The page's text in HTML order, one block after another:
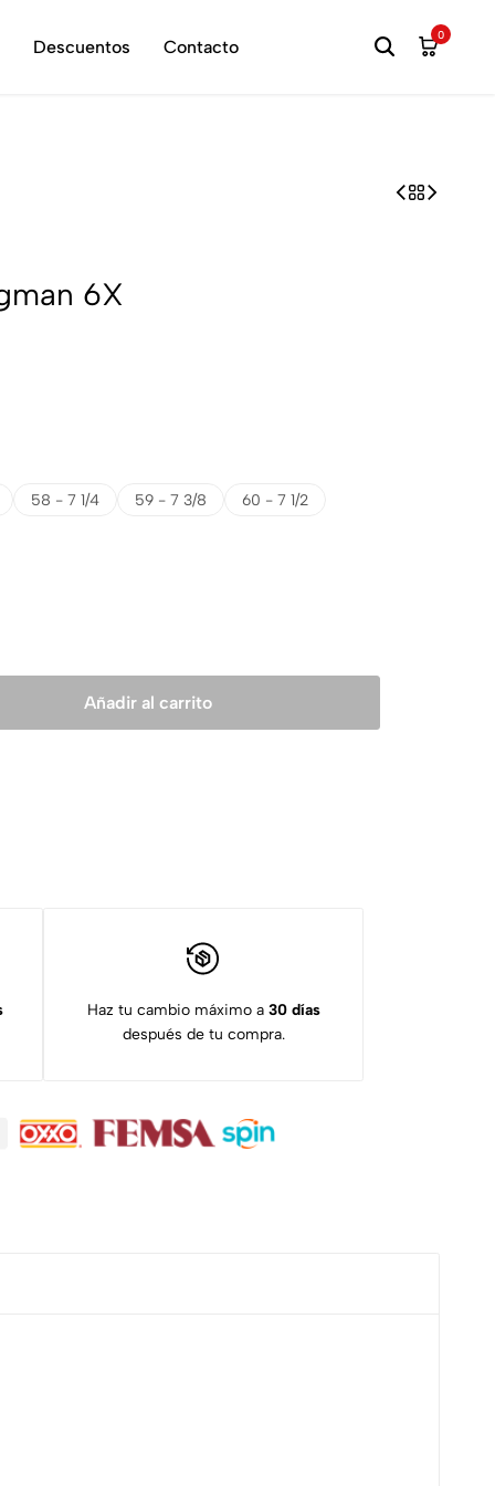
Descuentos Contacto
0
6X
58 - 7 1/4 59 - 7 3/8 60 - 7 1/2
Añadir al carrito
Haz tu cambio máximo a 30 días
después de tu compra.